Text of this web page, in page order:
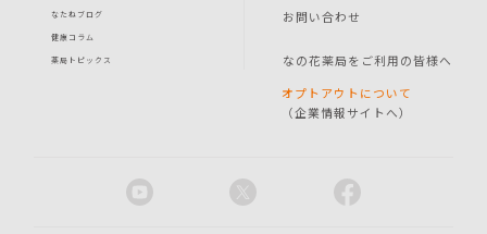
なたねブログ
健康コラム
薬局トピックス
お問い合わせ
なの花薬局をご利用の皆様へ
オプトアウトについて
（企業情報サイトへ）